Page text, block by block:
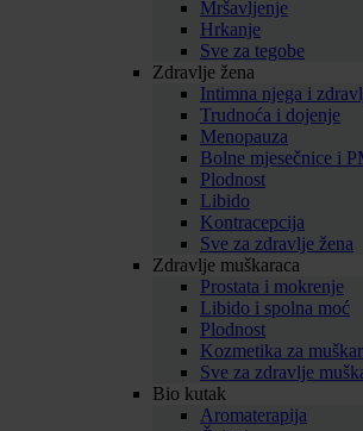
Mršavljenje
Hrkanje
Sve za tegobe
Zdravlje žena
Intimna njega i
Trudnoća i dojenje
Menopauza
Bolne mjesečnice i
Plodnost
Libido
Kontracepcija
Sve za zdravlje žena
Zdravlje muškaraca
Prostata i mokrenje
Libido i spolna moć
Plodnost
Kozmetika za
Sve za zdravlje
Bio kutak
Aromaterapija